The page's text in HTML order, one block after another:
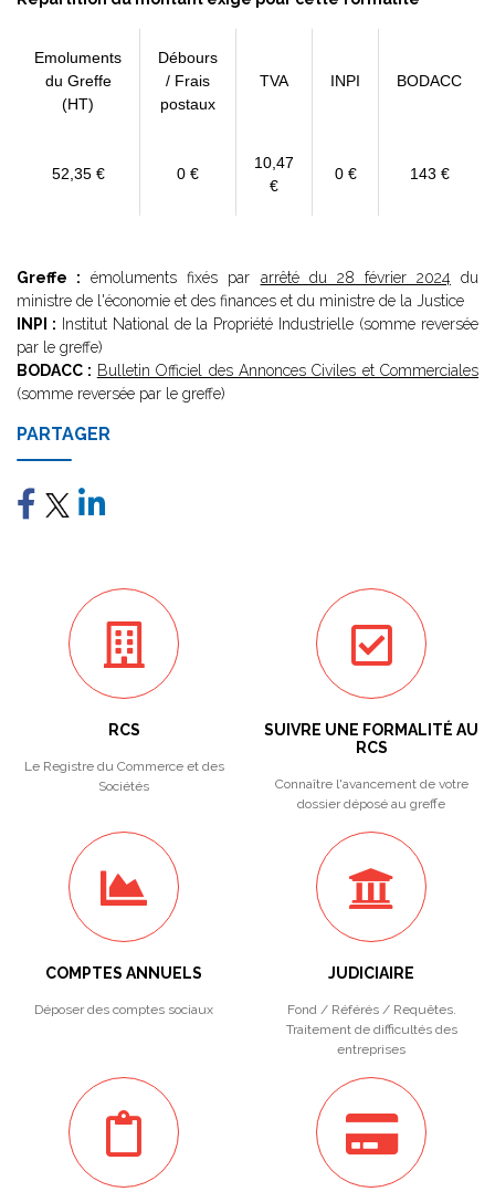
Emoluments
du Greffe
(HT)
Débours
/ Frais
postaux
TVA INPI BODACC
52,35 € 0 €
10,47
€
0 € 143 €
Greffe : émoluments fixés par arrêté du 28 février 2024 du
ministre de l'économie et des finances et du ministre de la Justice
INPI : Institut National de la Propriété Industrielle (somme reversée
par le greffe)
BODACC : Bulletin Officiel des Annonces Civiles et Commerciales
(somme reversée par le greffe)
PARTAGER
RCS
Le Registre du Commerce et des
Sociétés
SUIVRE UNE FORMALITÉ AU
RCS
Connaître l'avancement de votre
dossier déposé au greffe
COMPTES ANNUELS
Déposer des comptes sociaux
JUDICIAIRE
Fond / Référés / Requêtes.
Traitement de difficultés des
entreprises